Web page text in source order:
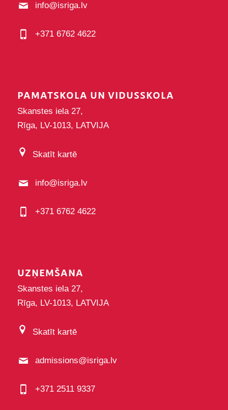
info@isriga.lv
+371 6762 4622
PAMATSKOLA UN VIDUSSKOLA
Skanstes iela 27,
Rīga, LV-1013, LATVIJA
Skatīt kartē
info@isriga.lv
+371 6762 4622
UZŅEMŠANA
Skanstes iela 27,
Rīga, LV-1013, LATVIJA
Skatīt kartē
admissions@isriga.lv
+371 2511 9337